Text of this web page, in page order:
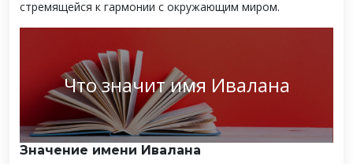
стремящейся к гармонии с окружающим миром.
Что значит имя Ивалана
Значение имени Ивалана